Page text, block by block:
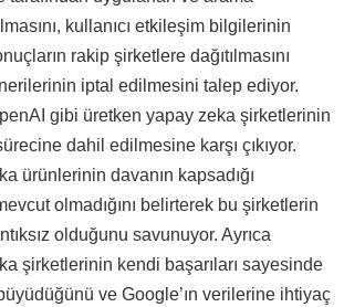
kullanıcı etkileşim bilgilerinin
rakip şirketlere dağıtılmasını
iptal edilmesini talep ediyor.
gibi üretken yapay zeka şirketlerinin
dahil edilmesine karşı çıkıyor.
ürünlerinin davanın kapsadığı
olmadığını belirterek bu şirketlerin
olduğunu savunuyor. Ayrıca
şirketlerinin kendi başarıları sayesinde
ve Google’ın verilerine ihtiyaç